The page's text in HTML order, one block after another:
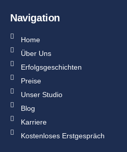
Navigation
Home
Über Uns
Erfolgsgeschichten
Preise
Unser Studio
Blog
Karriere
Kostenloses Erstgespräch